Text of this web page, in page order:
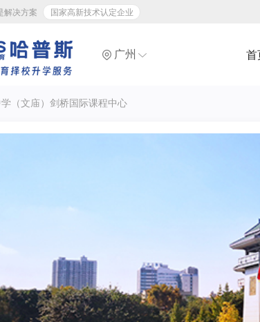
解决方案 国家高新技术认定企业
广州 首
（文庙）剑桥国际课程中心